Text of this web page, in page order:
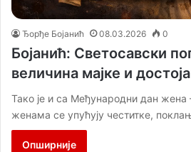
Ђорђе Бојанић 08.03.2026 0
Бојанић: Светосавски
величина мајке и
Тако је и са Међународни дан жена
женама се упућују честитке,
Опширније